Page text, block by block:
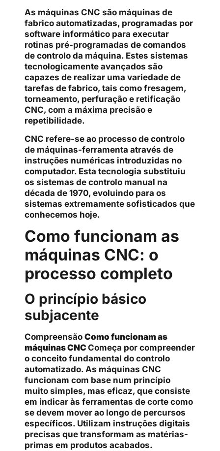
As máquinas CNC são máquinas de
fabrico automatizadas, programadas por
software informático para executar
rotinas pré-programadas de comandos
de controlo da máquina. Estes sistemas
tecnologicamente avançados são
capazes de realizar uma variedade de
tarefas de fabrico, tais como fresagem,
torneamento, perfuração e retificação
CNC, com a máxima precisão e
repetibilidade.
CNC refere-se ao processo de controlo
de máquinas-ferramenta através de
instruções numéricas introduzidas no
computador. Esta tecnologia substituiu
os sistemas de controlo manual na
década de 1970, evoluindo para os
sistemas extremamente sofisticados que
conhecemos hoje.
Como funcionam as
máquinas CNC: o
processo completo
O princípio básico
subjacente
Compreensão Como funcionam as
máquinas CNC Começa por compreender
o conceito fundamental do controlo
automatizado. As máquinas CNC
funcionam com base num princípio
muito simples, mas eficaz, que consiste
em indicar às ferramentas de corte como
se devem mover ao longo de percursos
específicos. Utilizam instruções digitais
precisas que transformam as matérias-
primas em produtos acabados.